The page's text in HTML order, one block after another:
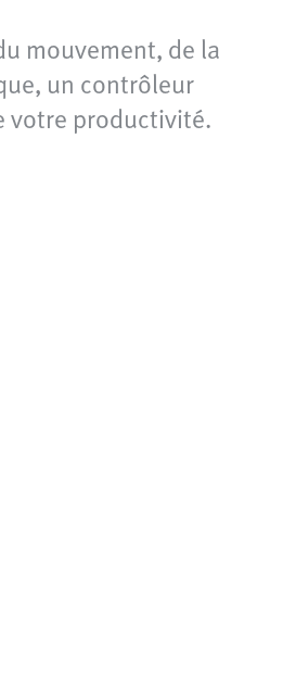
mouvement, de la
un contrôleur
votre productivité.